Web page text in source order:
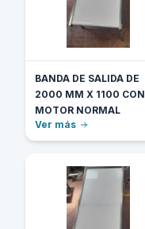
BANDA DE SALIDA DE
2000 MM X 1100 CON
MOTOR NORMAL
Ver más